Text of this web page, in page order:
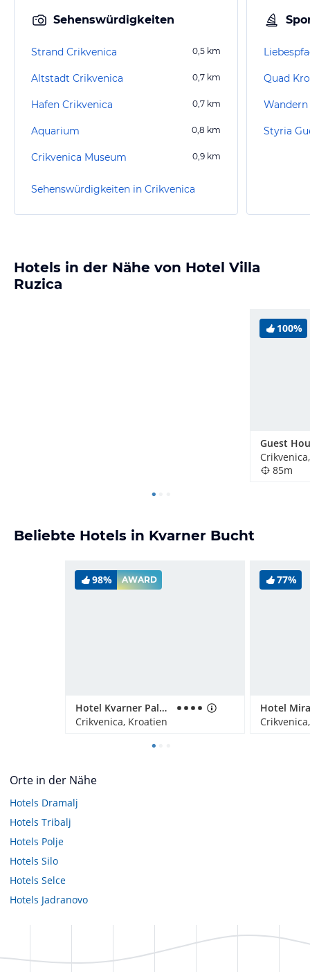
Sehenswürdigkeiten
Strand Crikvenica 0,5 km
Altstadt Crikvenica 0,7 km
Hafen Crikvenica 0,7 km
Aquarium 0,8 km
Crikvenica Museum 0,9 km
Sehenswürdigkeiten in Crikvenica
Quad
Styria
Hotels in der Nähe von Hotel Villa
Ruzica
100%
85m
Beliebte Hotels in Kvarner Bucht
98% AWARD
Hotel Kvarner Palace
Crikvenica, Kroatien
77%
Hotel
Orte in der Nähe
Hotels Dramalj
Hotels Tribalj
Hotels Polje
Hotels Silo
Hotels Selce
Hotels Jadranovo